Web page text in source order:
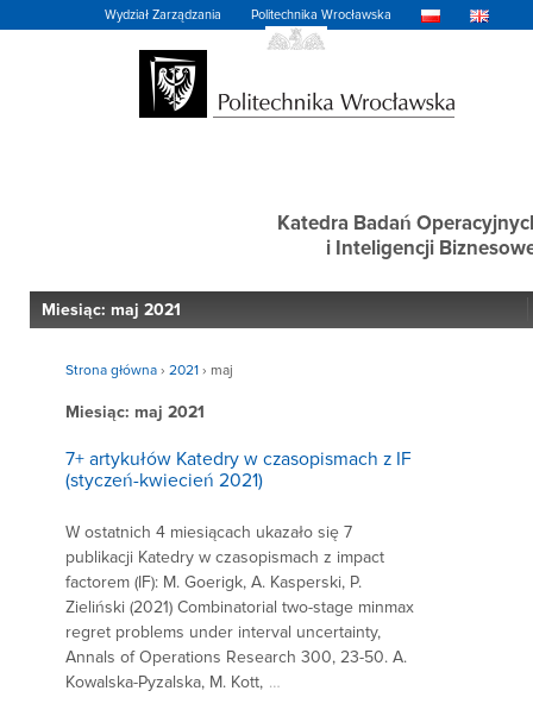
Wydział Zarządzania Politechnika Wrocławska
Katedra Badań
i Inteligencji
Miesiąc: maj 2021
Strona główna › 2021 › maj
Miesiąc: maj 2021
7+ artykułów Katedry w czasopismach z IF
(styczeń-kwiecień 2021)
W ostatnich 4 miesiącach ukazało się 7
publikacji Katedry w czasopismach z impact
factorem (IF): M. Goerigk, A. Kasperski, P.
Zieliński (2021) Combinatorial two-stage minmax
regret problems under interval uncertainty,
Annals of Operations Research 300, 23-50. A.
Kowalska-Pyzalska, M. Kott, …